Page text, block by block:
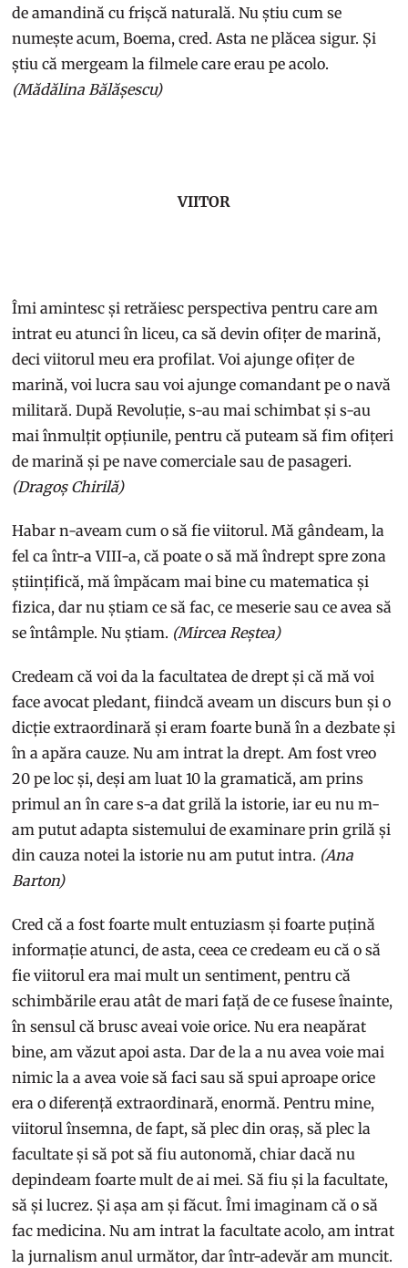
de amandină cu frișcă naturală. Nu știu cum se
numește acum, Boema, cred. Asta ne plăcea sigur. Și
știu că mergeam la filmele care erau pe acolo.
(Mădălina Bălășescu)
VIITOR
Îmi amintesc și retrăiesc perspectiva pentru care am
intrat eu atunci în liceu, ca să devin ofițer de marină,
deci viitorul meu era profilat. Voi ajunge ofițer de
marină, voi lucra sau voi ajunge comandant pe o navă
militară. După Revoluție, s-au mai schimbat și s-au
mai înmulțit opțiunile, pentru că puteam să fim ofițeri
de marină și pe nave comerciale sau de pasageri.
(Dragoș Chirilă)
Habar n-aveam cum o să fie viitorul. Mă gândeam, la
fel ca într-a VIII-a, că poate o să mă îndrept spre zona
științifică, mă împăcam mai bine cu matematica și
fizica, dar nu știam ce să fac, ce meserie sau ce avea să
se întâmple. Nu știam. (Mircea Reștea)
Credeam că voi da la facultatea de drept și că mă voi
face avocat pledant, fiindcă aveam un discurs bun și o
dicție extraordinară și eram foarte bună în a dezbate și
în a apăra cauze. Nu am intrat la drept. Am fost vreo
20 pe loc și, deși am luat 10 la gramatică, am prins
primul an în care s-a dat grilă la istorie, iar eu nu m-
am putut adapta sistemului de examinare prin grilă și
din cauza notei la istorie nu am putut intra. (Ana
Barton)
Cred că a fost foarte mult entuziasm și foarte puțină
informație atunci, de asta, ceea ce credeam eu că o să
fie viitorul era mai mult un sentiment, pentru că
schimbările erau atât de mari față de ce fusese înainte,
în sensul că brusc aveai voie orice. Nu era neapărat
bine, am văzut apoi asta. Dar de la a nu avea voie mai
nimic la a avea voie să faci sau să spui aproape orice
era o diferență extraordinară, enormă. Pentru mine,
viitorul însemna, de fapt, să plec din oraș, să plec la
facultate și să pot să fiu autonomă, chiar dacă nu
depindeam foarte mult de ai mei. Să fiu și la facultate,
să și lucrez. Și așa am și făcut. Îmi imaginam că o să
fac medicina. Nu am intrat la facultate acolo, am intrat
la jurnalism anul următor, dar într-adevăr am muncit.